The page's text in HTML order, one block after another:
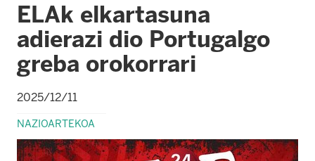
ELAk elkartasuna
adierazi dio Portugalgo
greba orokorrari
2025/12/11
NAZIOARTEKOA